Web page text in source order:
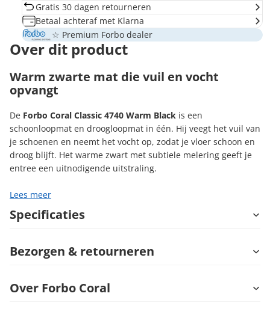
Gratis 30 dagen retourneren
Betaal achteraf met Klarna
☆ Premium Forbo dealer
Over dit product
Lees meer
Warm zwarte mat die vuil en vocht
opvangt
De Forbo Coral Classic 4740 Warm Black is een
schoonloopmat en droogloopmat in één. Hij veegt het vuil van
je schoenen en neemt het vocht op, zodat je vloer schoon en
droog blijft. Het warme zwart met subtiele melering geeft je
entree een uitnodigende uitstraling.
Specificaties
Bezorgen & retourneren
Over Forbo Coral